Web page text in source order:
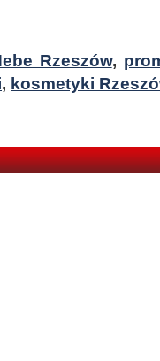
Rzeszów,
, kosmetyki